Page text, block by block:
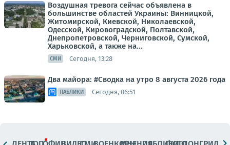
Воздушная тревога сейчас объявлена в
большинстве областей Украины: Винницкой,
Житомирской, Киевской, Николаевской,
Одесской, Кировоградской, Полтавской,
Днепропетровской, Черниговской, Сумской,
Харьковской, а также на...
СМИ Сегодня, 13:28
Два майора: #Сводка на утро 8 августа 2026 года
ПАБЛИКИ Сегодня, 06:51